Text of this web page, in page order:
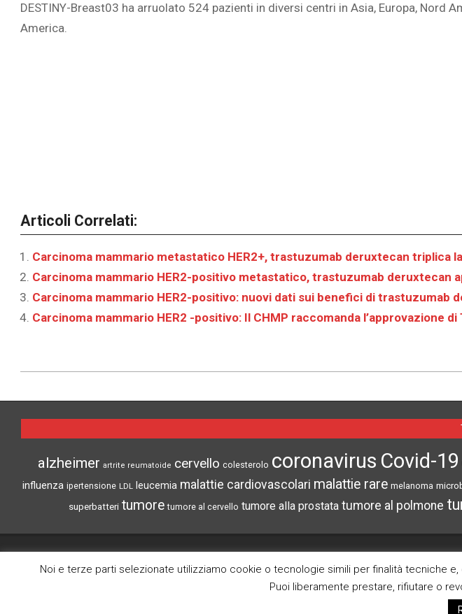
DESTINY-Breast03 ha arruolato 524 pazienti in diversi centri in Asia, Europa, Nord
America.
Articoli Correlati:
Carcinoma mammario metastatico HER2+, trastuzumab deruxtecan triplica
Carcinoma mammario HER2-positivo metastatico, trastuzumab deruxtecan
Carcinoma mammario HER2-positivo: nuovi dati sui benefici di trastuzumab
Carcinoma mammario HER2 -positivo: Il CHMP raccomanda l’approvazione
alzheimer artrite reumatoide cervello colesterolo coronavirus Covid-19
influenza ipertensione LDL leucemia malattie cardiovascolari malattie rare melanoma
superbatteri tumore tumore al cervello tumore alla prostata tumore al polmone
CRONACHE DI SCIENZA CERCA NEL SITO
Noi e terze parti selezionate utilizziamo cookie o tecnologie simili per finalità tecniche
Puoi liberamente prestare, rifiutare o